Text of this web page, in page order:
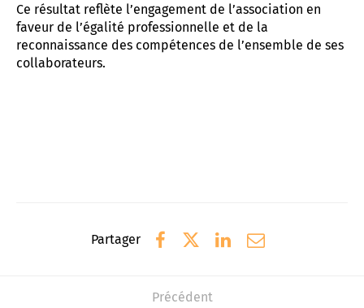
Ce résultat reflète l’engagement de l’association en
faveur de l’égalité professionnelle et de la
reconnaissance des compétences de l’ensemble de ses
collaborateurs.
Partager
Précédent